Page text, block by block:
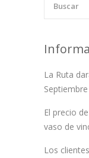
La Ruta
El precio
vaso de
Los